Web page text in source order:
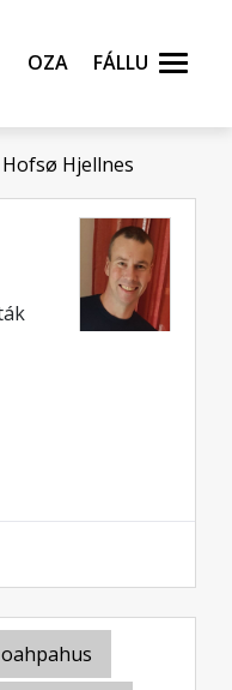
Oza
Fállu
Hjellnes